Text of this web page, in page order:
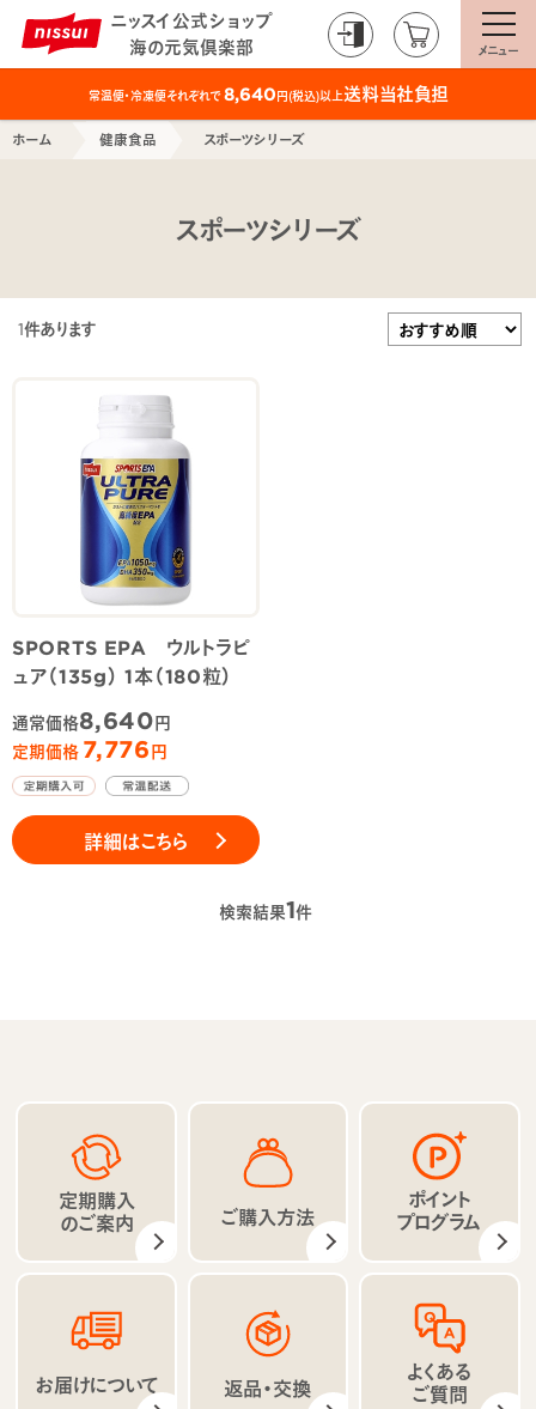
ニッスイ公式ショップ
海の元気倶楽部
メニュー
常温便・冷凍便それぞれで8,640円(税込)以上送料当社負担
ホーム 健康食品 スポーツシリーズ
スポーツシリーズ
1件あります
SPORTS EPA ウルトラピ
ュア（135g） 1本（180粒）
通常価格8,640円
定期価格 7,776円
詳細はこちら
検索結果1件
定期購入
のご案内 ご購入方法
ポイント
プログラム
お届けについて 返品・交換
よくある
ご質問